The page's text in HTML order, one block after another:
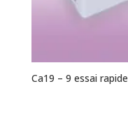
Ca19 – 9 essai rapide